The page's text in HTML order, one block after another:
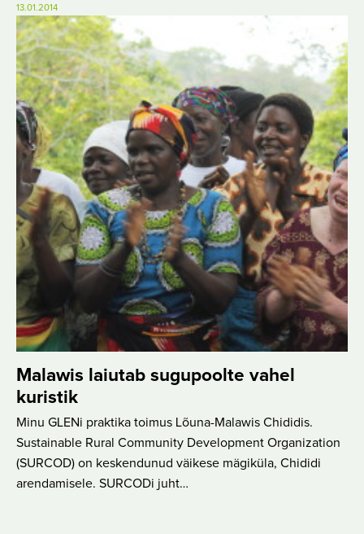
13.01.2014
Malawis laiutab sugupoolte vahel
kuristik
Minu GLENi praktika toimus Lõuna-Malawis Chididis.
Sustainable Rural Community Development Organization
(SURCOD) on keskendunud väikese mägiküla, Chididi
arendamisele. SURCODi juht…